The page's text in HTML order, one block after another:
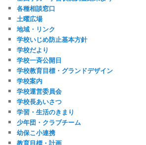
各種相談窓口
土曜広場
地域・リンク
学校いじめ防止基本方針
学校だより
学校一斉公開日
学校教育目標・グランドデザイン
学校案内
学校運営委員会
学校長あいさつ
学習・生活のきまり
少年団・クラブチーム
幼保こ小連携
教育目標・計画